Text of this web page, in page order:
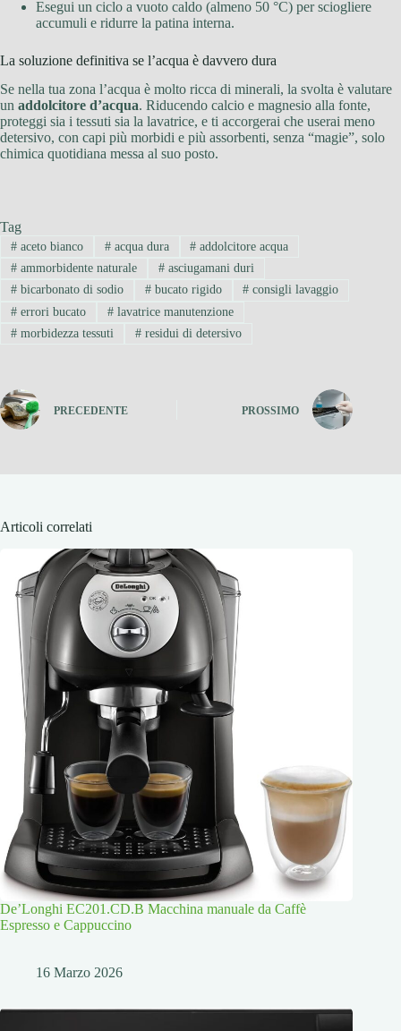
Esegui un ciclo a vuoto caldo (almeno 50 °C) per sciogliere
accumuli e ridurre la patina interna.
La soluzione definitiva se l’acqua è davvero dura
Se nella tua zona l’acqua è molto ricca di minerali, la svolta è valutare
un addolcitore d’acqua. Riducendo calcio e magnesio alla fonte,
proteggi sia i tessuti sia la lavatrice, e ti accorgerai che userai meno
detersivo, con capi più morbidi e più assorbenti, senza “magie”, solo
chimica quotidiana messa al suo posto.
Tag
#aceto bianco #acqua dura # addolcitore acqua
#ammorbidente naturale #asciugamani duri
#bicarbonato di sodio #bucato rigido # consigli lavaggio
#errori bucato #lavatrice manutenzione
#morbidezza tessuti #residui di detersivo
PRECEDENTE PROSSIMO
Articoli correlati
De’Longhi EC201.CD.B Macchina manuale da Caffè
Espresso e Cappuccino
16 Marzo 2026